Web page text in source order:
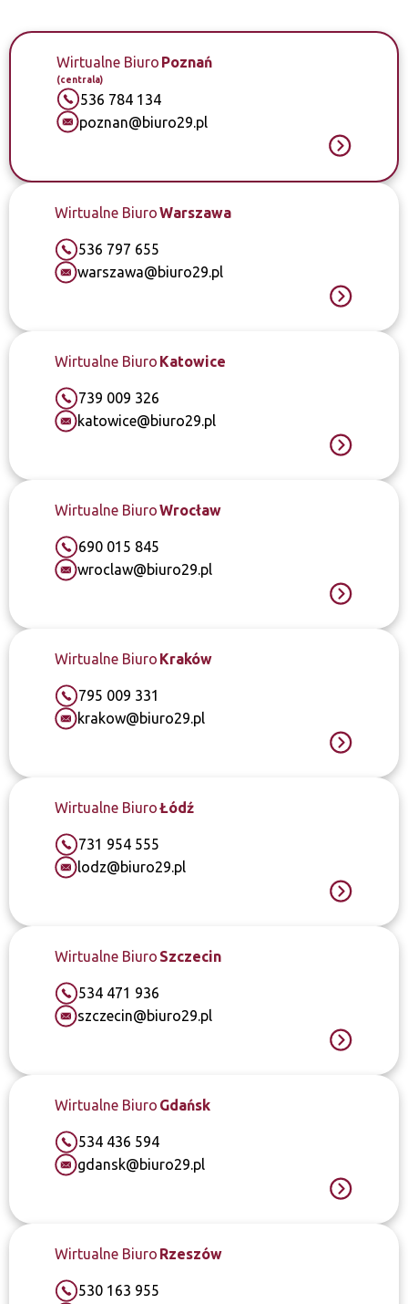
Wirtualne Biuro Poznań
(centrala)
536 784 134
poznan@biuro29.pl
Wirtualne BiuroWarszawa
536 797 655
warszawa@biuro29.pl
Wirtualne Biuro Katowice
739 009 326
katowice@biuro29.pl
Wirtualne BiuroWrocław
690 015 845
wroclaw@biuro29.pl
Wirtualne Biuro Kraków
795 009 331
krakow@biuro29.pl
Wirtualne BiuroŁódź
731 954 555
lodz@biuro29.pl
Wirtualne Biuro Szczecin
534 471 936
szczecin@biuro29.pl
Wirtualne Biuro Gdańsk
534 436 594
gdansk@biuro29.pl
Wirtualne Biuro Rzeszów
530 163 955